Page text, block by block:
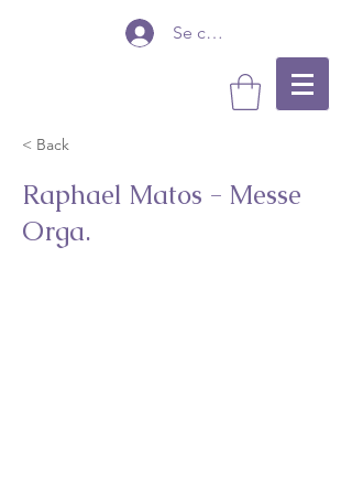
Se connecter
< Back
Raphael Matos - Messe
Orga.